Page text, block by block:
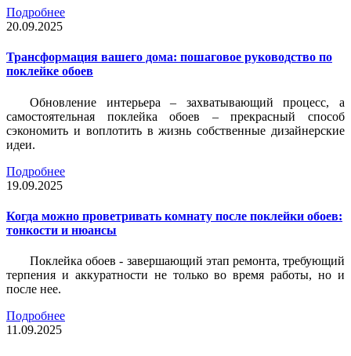
Подробнее
20.09.2025
Трансформация вашего дома: пошаговое руководство по
поклейке обоев
Обновление интерьера – захватывающий процесс, а
самостоятельная поклейка обоев – прекрасный способ
сэкономить и воплотить в жизнь собственные дизайнерские
идеи.
Подробнее
19.09.2025
Когда можно проветривать комнату после поклейки обоев:
тонкости и нюансы
Поклейка обоев - завершающий этап ремонта, требующий
терпения и аккуратности не только во время работы, но и
после нее.
Подробнее
11.09.2025